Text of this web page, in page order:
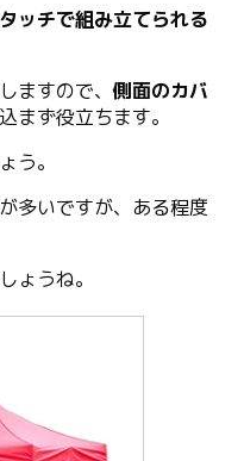
ッチで組み立てられる
ますので、側面のカバ
まず役立ちます。
う。
多いですが、ある程度
ょうね。